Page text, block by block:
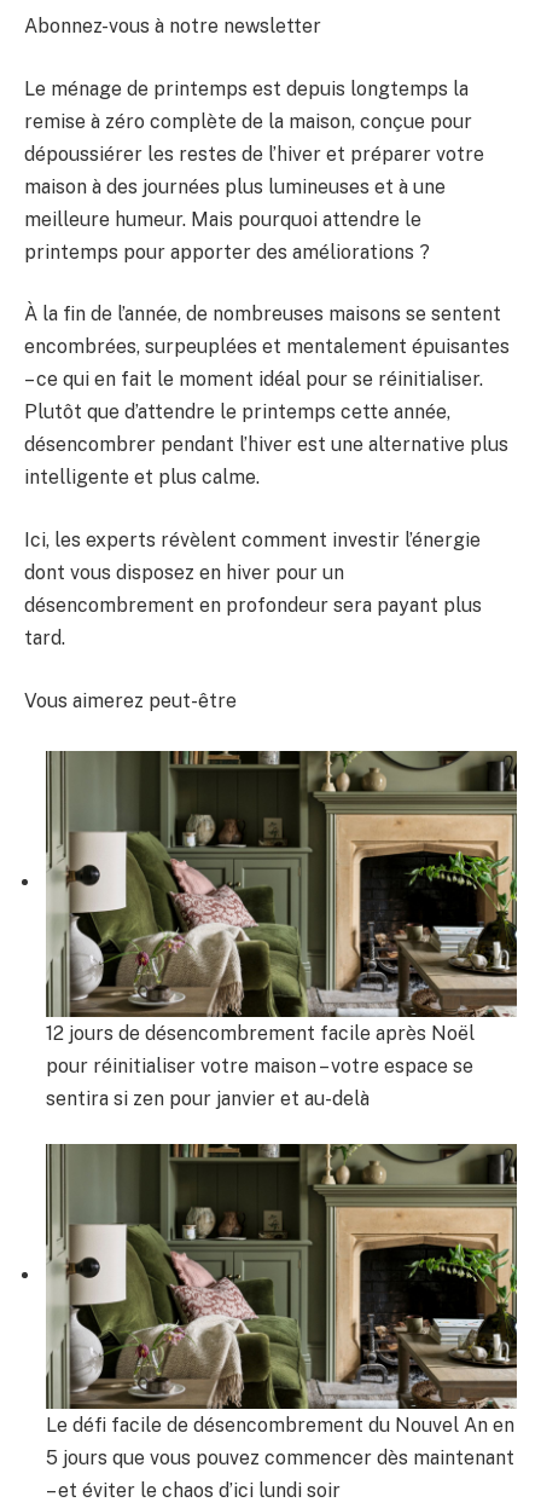
Abonnez-vous à notre newsletter
Le ménage de printemps est depuis longtemps la
remise à zéro complète de la maison, conçue pour
dépoussiérer les restes de l’hiver et préparer votre
maison à des journées plus lumineuses et à une
meilleure humeur. Mais pourquoi attendre le
printemps pour apporter des améliorations ?
À la fin de l’année, de nombreuses maisons se sentent
encombrées, surpeuplées et mentalement épuisantes
– ce qui en fait le moment idéal pour se réinitialiser.
Plutôt que d’attendre le printemps cette année,
désencombrer pendant l’hiver est une alternative plus
intelligente et plus calme.
Ici, les experts révèlent comment investir l’énergie
dont vous disposez en hiver pour un
désencombrement en profondeur sera payant plus
tard.
Vous aimerez peut-être
12 jours de désencombrement facile après Noël
pour réinitialiser votre maison – votre espace se
sentira si zen pour janvier et au-delà
Le défi facile de désencombrement du Nouvel An en
5 jours que vous pouvez commencer dès maintenant
– et éviter le chaos d’ici lundi soir